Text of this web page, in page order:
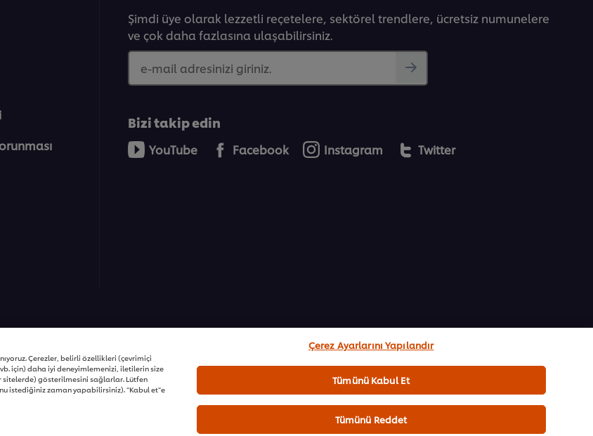
Şimdi üye olarak lezzetli reçetelere, sektörel trendlere, ücretsiz numunelere
ve çok daha fazlasına ulaşabilirsiniz.
e-mail adresinizi giriniz.
Bizi takip edin
YouTube Facebook Instagram Twitter
Çerezler, belirli özellikleri (çevrimiçi
için) daha iyi deneyimlemenizi, iletilerin size
sitelerde) gösterilmesini sağlarlar. Lütfen
istediğiniz zaman yapabilirsiniz). “Kabul et”e
Çerez Ayarlarını Yapılandır
Tümünü Reddet
Tümünü Kabul Et